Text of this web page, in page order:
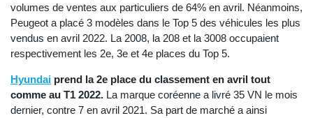
volumes de ventes aux particuliers de 64% en avril. Néanmoins,
Peugeot a placé 3 modèles dans le Top 5 des véhicules les plus
vendus en avril 2022. La 2008, la 208 et la 3008 occupaient
respectivement les 2e, 3e et 4e places du Top 5.
Hyundai prend la 2e place du classement en avril tout
comme au T1 2022. La marque coréenne a livré 35 VN le mois
dernier, contre 7 en avril 2021. Sa part de marché a ainsi